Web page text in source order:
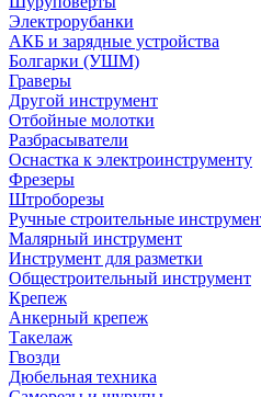
Электрорубанки
АКБ и зарядные устройства
Болгарки (УШМ)
Граверы
Другой инструмент
Отбойные молотки
Разбрасыватели
Оснастка к электроинструменту
Фрезеры
Штроборезы
Ручные строительные
Малярный инструмент
Инструмент для разметки
Общестроительный инструмент
Крепеж
Анкерный крепеж
Такелаж
Гвозди
Дюбельная техника